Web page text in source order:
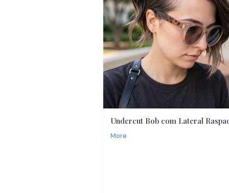
Undercut Bob com Lateral
More